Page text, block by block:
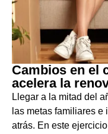
Cambios en el
acelera la
Llegar a la mitad del
las metas familiares
atrás. En este